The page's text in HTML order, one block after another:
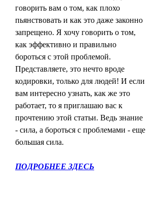
говорить вам о том, как плохо
пьянствовать и как это даже законно
запрещено. Я хочу говорить о том,
как эффективно и правильно
бороться с этой проблемой.
Представляете, это нечто вроде
кодировки, только для людей! И если
вам интересно узнать, как же это
работает, то я приглашаю вас к
прочтению этой статьи. Ведь знание
- сила, а бороться с проблемами - еще
большая сила.
ПОДРОБНЕЕ ЗДЕСЬ